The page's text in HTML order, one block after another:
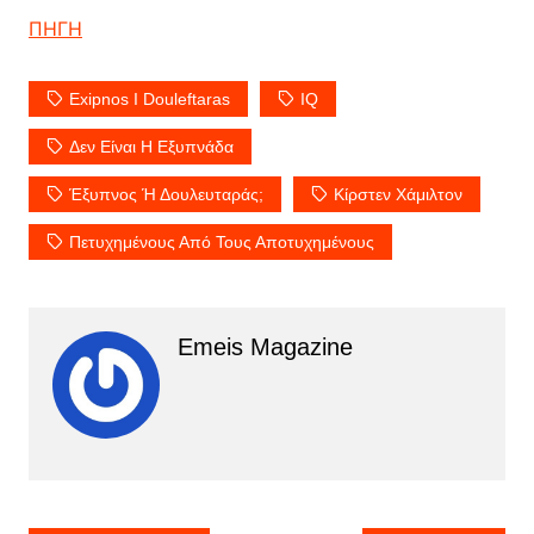
ΠΗΓΗ
Exipnos I Douleftaras IQ
Δεν Είναι Η Εξυπνάδα
Έξυπνος Ή Δουλευταράς; Κίρστεν Χάμιλτον
Πετυχημένους Από Τους Αποτυχημένους
Emeis Magazine